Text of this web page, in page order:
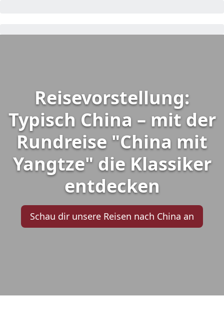
Reisevorstellung:
Typisch China – mit der
Rundreise "China mit
Yangtze" die Klassiker
entdecken
Schau dir unsere Reisen nach China an